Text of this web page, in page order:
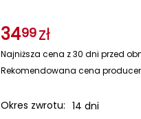
3499zł
Najniższa cena z 30 dni przed
Rekomendowana cena
Okres zwrotu: 14 dni